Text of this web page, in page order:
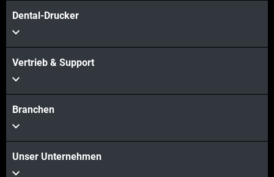
Dental-Drucker
Vertrieb & Support
Branchen
Unser Unternehmen